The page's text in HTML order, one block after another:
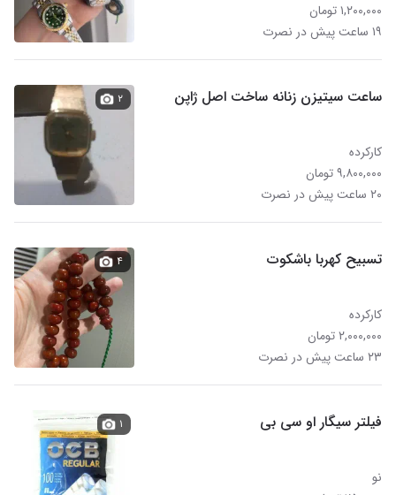
۱,۲۰۰,۰۰۰ تومان
۱۹ ساعت پیش در نصرت
ساعت سیتیزن زنانه ساخت اصل ژاپن
کارکرده
۹,۸۰۰,۰۰۰ تومان
۲۰ ساعت پیش در نصرت
۲
تسبیح کهربا باشکوت
کارکرده
۲,۰۰۰,۰۰۰ تومان
۲۳ ساعت پیش در نصرت
۴
فیلتر سیگار او سی بی
نو
۱